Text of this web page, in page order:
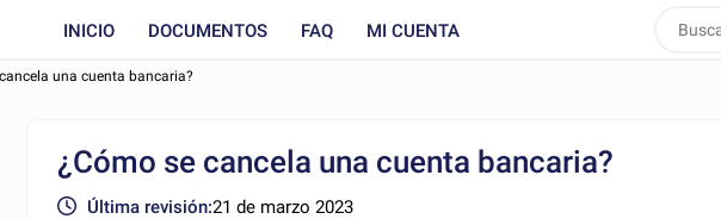
INICIO DOCUMENTOS FAQ MI CUENTA
una cuenta bancaria?
¿Cómo se cancela una cuenta bancaria?
Última revisión:21 de marzo 2023